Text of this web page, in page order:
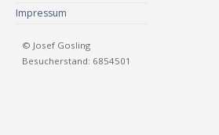
Impressum
© Josef Gosling
Besucherstand: 6854501